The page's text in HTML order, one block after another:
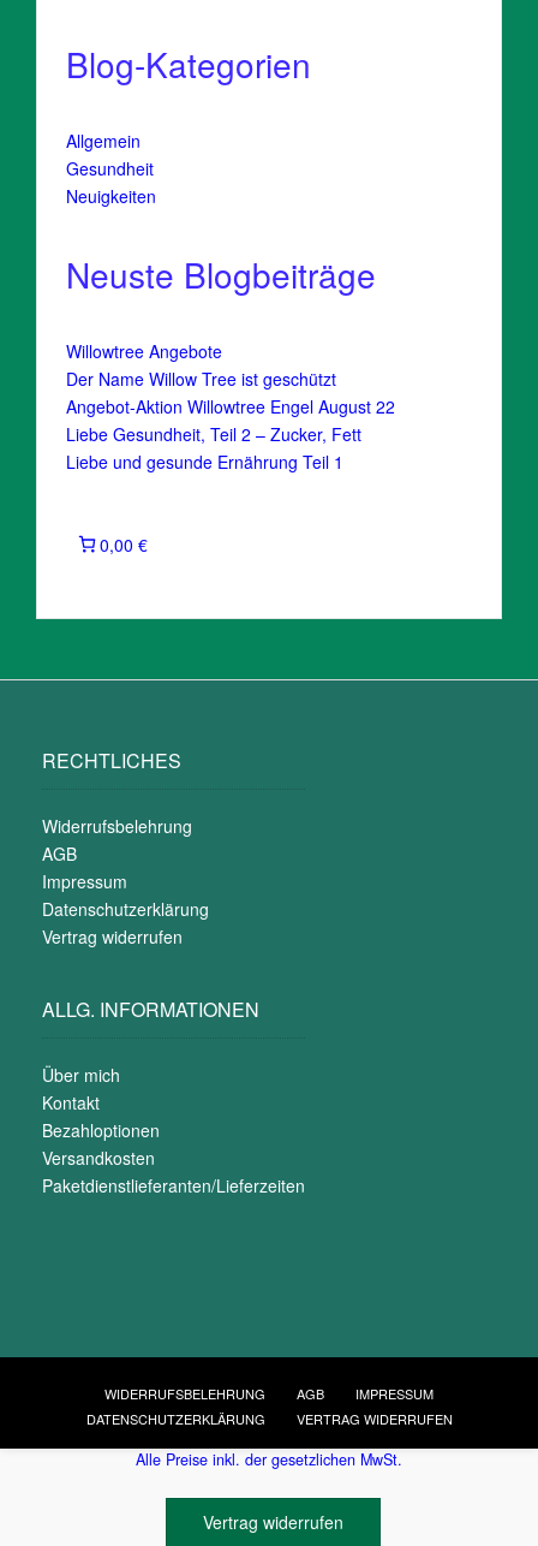
Blog-Kategorien
Allgemein
Gesundheit
Neuigkeiten
Neuste Blogbeiträge
Willowtree Angebote
Der Name Willow Tree ist geschützt
Angebot-Aktion Willowtree Engel August 22
Liebe Gesundheit, Teil 2 – Zucker, Fett
Liebe und gesunde Ernährung Teil 1
0,00 €
RECHTLICHES
Widerrufsbelehrung
AGB
Impressum
Datenschutzerklärung
Vertrag widerrufen
ALLG. INFORMATIONEN
Über mich
Kontakt
Bezahloptionen
Versandkosten
Paketdienstlieferanten/Lieferzeiten
WIDERRUFSBELEHRUNG AGB
IMPRESSUM
DATENSCHUTZERKLÄRUNG
VERTRAG WIDERRUFEN
Alle Preise inkl. der gesetzlichen MwSt.
Vertrag widerrufen